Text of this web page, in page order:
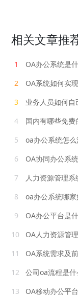
相关文章推
1
OA办公系统是
2
OA系统如何实
3
业务人员如何
4
国内有哪些免费
5
oa办公系统怎么
6
OA协同办公系
7
人力资源管理
8
oa办公系统哪
9
OA办公平台是
10
OA人力资源管
11
OA系统需求及
12
公司oa流程是什
13
OA移动办公平